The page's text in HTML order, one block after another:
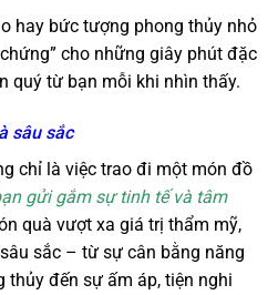
hay bức tượng phong thủy nhỏ
cho những giây phút đặc
quý từ bạn mỗi khi nhìn thấy.
sâu sắc
chỉ là việc trao đi một món đồ
gửi gắm sự tinh tế và tâm
quà vượt xa giá trị thẩm mỹ,
sắc – từ sự cân bằng năng
thủy đến sự ấm áp, tiện nghi